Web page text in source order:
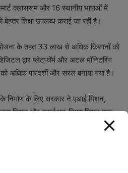
क्लासरूम और 16 स्थानीय भाषाओं में
बेहतर शिक्षा उपलब्ध कराई जा रही है।
के तहत 33 लाख से अधिक किसानों को
द्वार प्लेटफॉर्म और अटल मॉनिटरिंग
अधिक पारदर्शी और सरल बनाया गया है।
निर्माण के लिए सरकार ने एआई मिशन,
मिशन और स्टार्टअप-निपुण मिशन शुरू
तकनीक और उद्यमिता के नए अवसर